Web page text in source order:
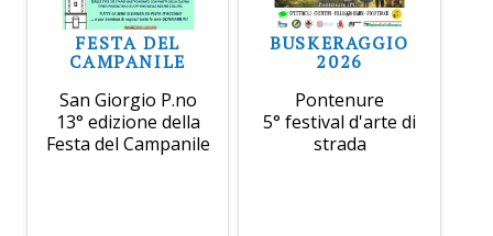
FESTA DEL
CAMPANILE
San Giorgio P.no
13° edizione della
Festa del Campanile
BUSKERAGGIO
2026
Pontenure
5° festival d'arte di
strada